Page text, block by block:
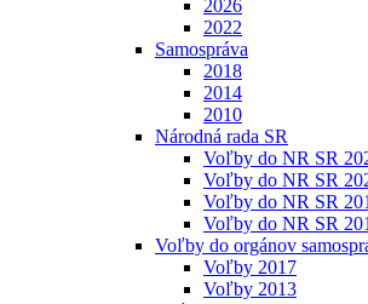
2026
2022
Samospráva
2018
2014
2010
Národná rada SR
Voľby do NR SR
Voľby do NR SR
Voľby do NR SR
Voľby do NR SR
Voľby do orgánov
Voľby 2017
Voľby 2013